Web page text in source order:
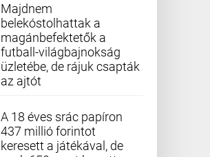
Majdnem
belekóstolhattak a
magánbefektetők a
futball-világbajnokság
üzletébe, de rájuk csapták
az ajtót
A 18 éves srác papíron
437 millió forintot
keresett a játékával, de